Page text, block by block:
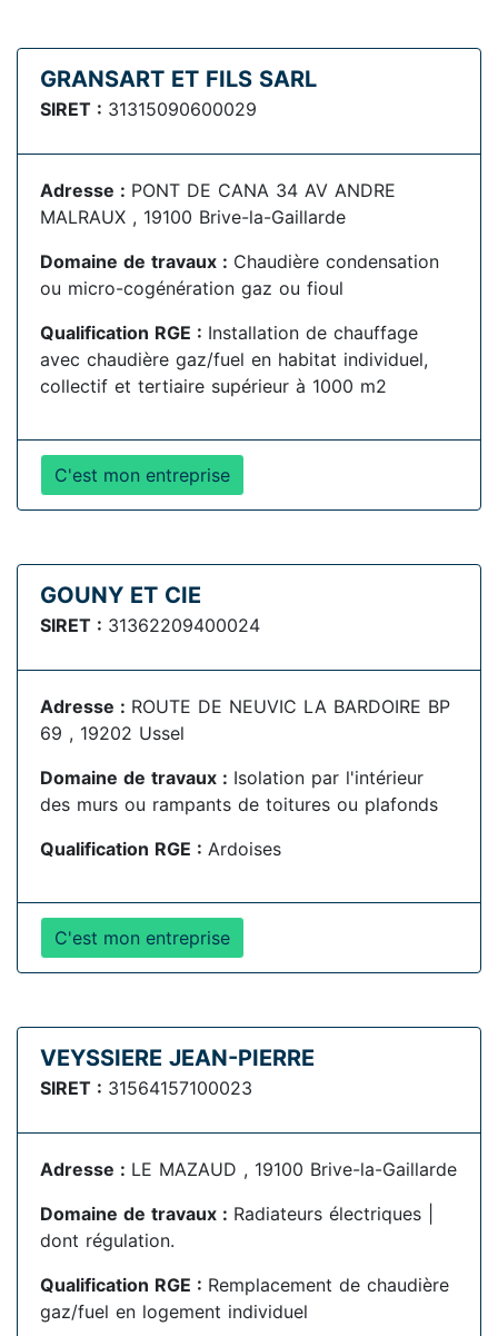
GRANSART ET FILS SARL
SIRET : 31315090600029
Adresse : PONT DE CANA 34 AV ANDRE
MALRAUX , 19100 Brive-la-Gaillarde
Domaine de travaux : Chaudière condensation
ou micro-cogénération gaz ou fioul
Qualification RGE : Installation de chauffage
avec chaudière gaz/fuel en habitat individuel,
collectif et tertiaire supérieur à 1000 m2
C'est mon entreprise
GOUNY ET CIE
SIRET : 31362209400024
Adresse : ROUTE DE NEUVIC LA BARDOIRE BP
69 , 19202 Ussel
Domaine de travaux : Isolation par l'intérieur
des murs ou rampants de toitures ou plafonds
Qualification RGE : Ardoises
C'est mon entreprise
VEYSSIERE JEAN-PIERRE
SIRET : 31564157100023
Adresse : LE MAZAUD , 19100 Brive-la-Gaillarde
Domaine de travaux : Radiateurs électriques |
dont régulation.
Qualification RGE : Remplacement de chaudière
gaz/fuel en logement individuel